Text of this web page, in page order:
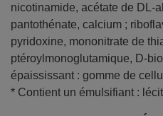
nicotinamide, acétate de DL-
pantothénate, calcium ;
pyridoxine, mononitrate de
ptéroylmonoglutamique, D-
épaississant : gomme de
* Contient un émulsifiant :